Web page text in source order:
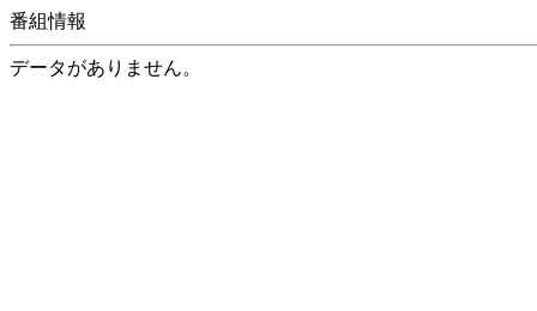
番組情報
データがありません。